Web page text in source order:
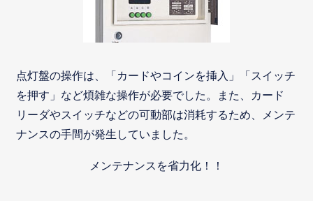
点灯盤の操作は、「カードやコインを挿入」「スイッチ
を押す」など煩雑な操作が必要でした。また、カード
リーダやスイッチなどの可動部は消耗するため、メンテ
ナンスの手間が発生していました。
メンテナンスを省力化！！